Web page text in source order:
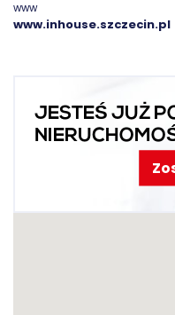
www
www.inhouse.szczecin.pl
JESTEŚ JUŻ